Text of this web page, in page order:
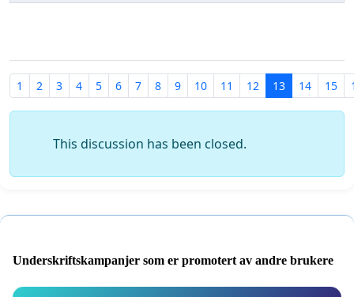
1 2 3 4 5 6 7 8 9 10 11 12 13 14 15
This discussion has been closed.
Underskriftskampanjer som er promotert av andre brukere